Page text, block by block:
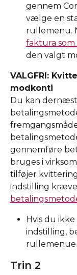
gennem
vælge en
rullemenu.
faktura
den valgt
VALGFRI:
modkonti
Du kan
gennemføre
bruges i
tilføjer
indstilling
Hvis du
indstilling,
Trin 2